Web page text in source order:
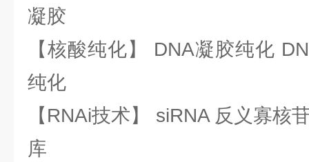
凝胶
【核酸纯化】 DNA凝胶纯化
纯化
【RNAi技术】 siRNA 反义寡核
库